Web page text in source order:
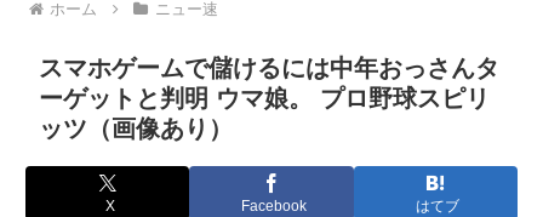
ホーム ニュー速
スマホゲームで儲けるには中年おっさんタ
ーゲットと判明 ウマ娘。 プロ野球スピリ
ッツ（画像あり）
X Facebook はてブ